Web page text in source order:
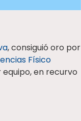
, consiguió oro por
Físico
en recurvo